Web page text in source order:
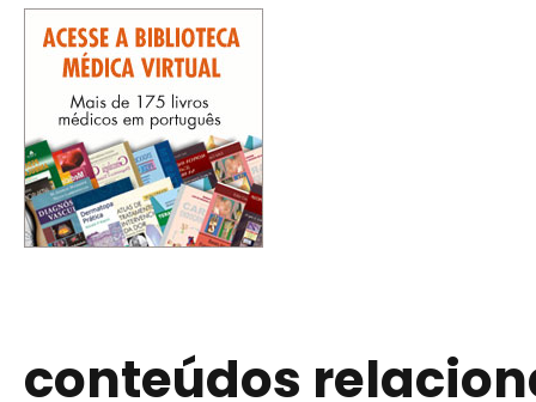
conteúdos